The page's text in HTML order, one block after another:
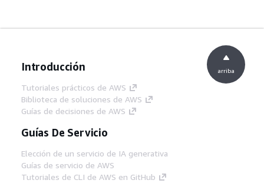
Introducción
Tutoriales prácticos de AWS
Biblioteca de soluciones de AWS
Guías de decisiones de AWS
Guías De Servicio
Elección de un servicio de IA generativa
Guías de servicio de AWS
Tutoriales de CLI de AWS en GitHub
arriba